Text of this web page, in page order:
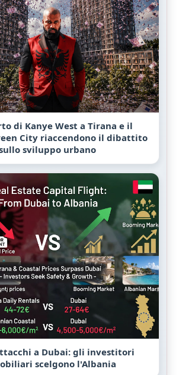
di Kanye West a Tirana e il
City riaccendono il dibattito
sviluppo urbano
a Dubai: gli investitori
scelgono l'Albania